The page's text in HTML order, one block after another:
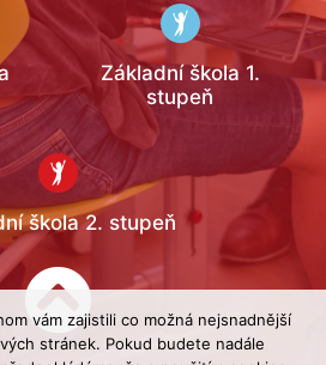
Základní škola 1.
stupeň
škola 2. stupeň
vám zajistili co možná nejsnadnější
stránek. Pokud budete nadále